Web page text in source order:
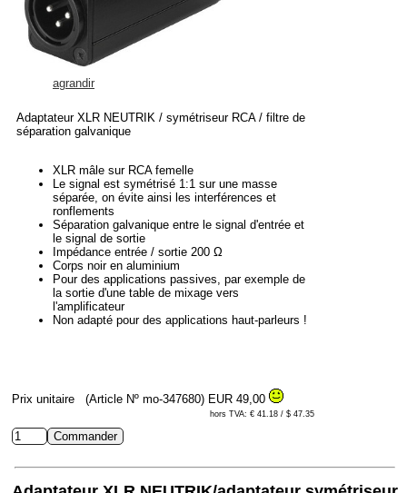
agrandir
Adaptateur XLR NEUTRIK / symétriseur RCA / filtre de
séparation galvanique
XLR mâle sur RCA femelle
Le signal est symétrisé 1:1 sur une masse
séparée, on évite ainsi les interférences et
ronflements
Séparation galvanique entre le signal d'entrée et
le signal de sortie
Impédance entrée / sortie 200 Ω
Corps noir en aluminium
Pour des applications passives, par exemple de
la sortie d'une table de mixage vers
l'amplificateur
Non adapté pour des applications haut-parleurs !
Prix unitaire (Article Nº mo-347680) EUR 49,00
hors TVA: € 41.18 / $ 47.35